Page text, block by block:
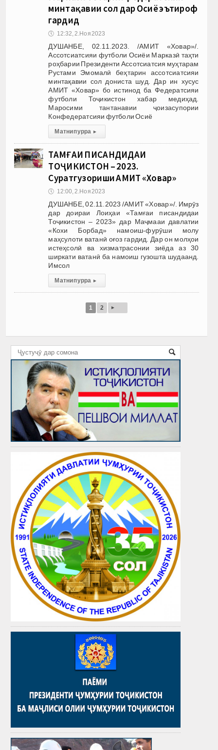
минтақавии сол дар Осиё эътироф
гардид
🕔 12:32, 2.Ноя 2023
ДУШАНБЕ, 02.11.2023. /АМИТ «Ховар»/.
Ассотсиатсияи футболи Осиёи Марказӣ таҳти
роҳбарии Президенти Ассотсиатсия муҳтарам
Рустами Эмомалӣ беҳтарин ассотсиатсияи
минтақавии сол дониста шуд. Дар ин хусус
АМИТ «Ховар» бо истинод ба Федератсияи
футболи Тоҷикистон хабар медиҳад.
Маросими тантанавии ҷоизасупории
Конфедератсияи футболи Осиё
Матни пурра ▸
ТАМҒАИ ПИСАНДИДАИ
ТОҶИКИСТОН – 2023.
Суратгузориши АМИТ «Ховар»
🕔 12:00, 2.Ноя 2023
ДУШАНБЕ, 02.11.2023 /АМИТ «Ховар»/. Имрӯз
дар доираи Лоиҳаи «Тамғаи писандидаи
Тоҷикистон – 2023» дар Маҷмааи давлатии
«Кохи Борбад» намоиш-фурӯши молу
маҳсулоти ватанӣ оғоз гардид. Дар он молҳои
истеҳсолӣ ва хизматрасонии зиёда аз 30
ширкати ватанӣ ба намоиш гузошта шудаанд.
Имсол
Матни пурра ▸
1 2 ▸